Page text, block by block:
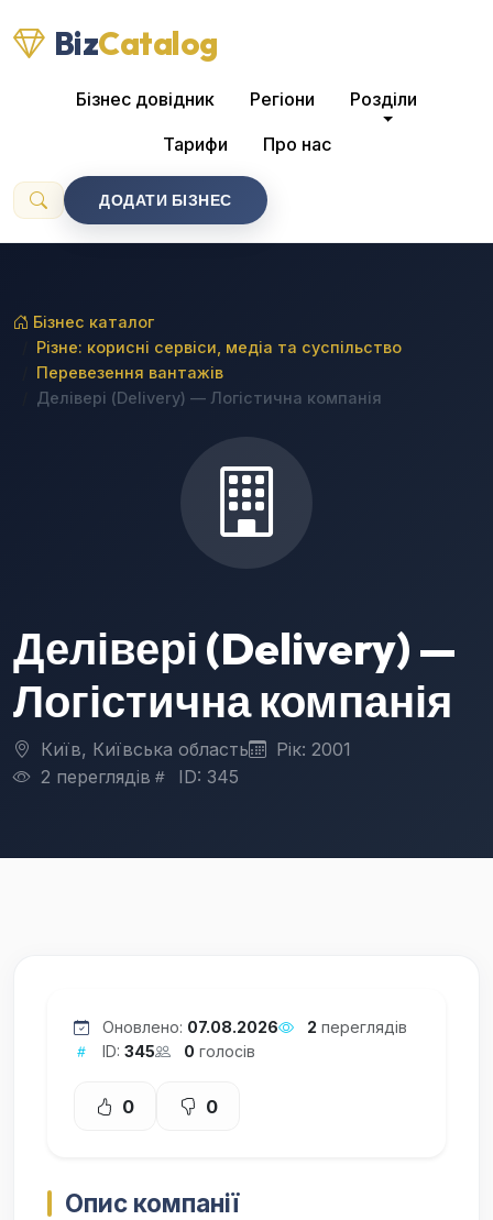
BizCatalog
Бізнес довідник Регіони Розділи
Тарифи Про нас
ДОДАТИ БІЗНЕС
Бізнес каталог
Різне: корисні сервіси, медіа та суспільство
Перевезення вантажів
Делівері (Delivery) — Логістична компанія
Делівері (Delivery) —
Логістична компанія
Київ, Київська область
Рік: 2001
2 переглядів
ID: 345
Оновлено: 07.08.2026 2 переглядів
ID: 345 0 голосів
0 0
Опис компанії